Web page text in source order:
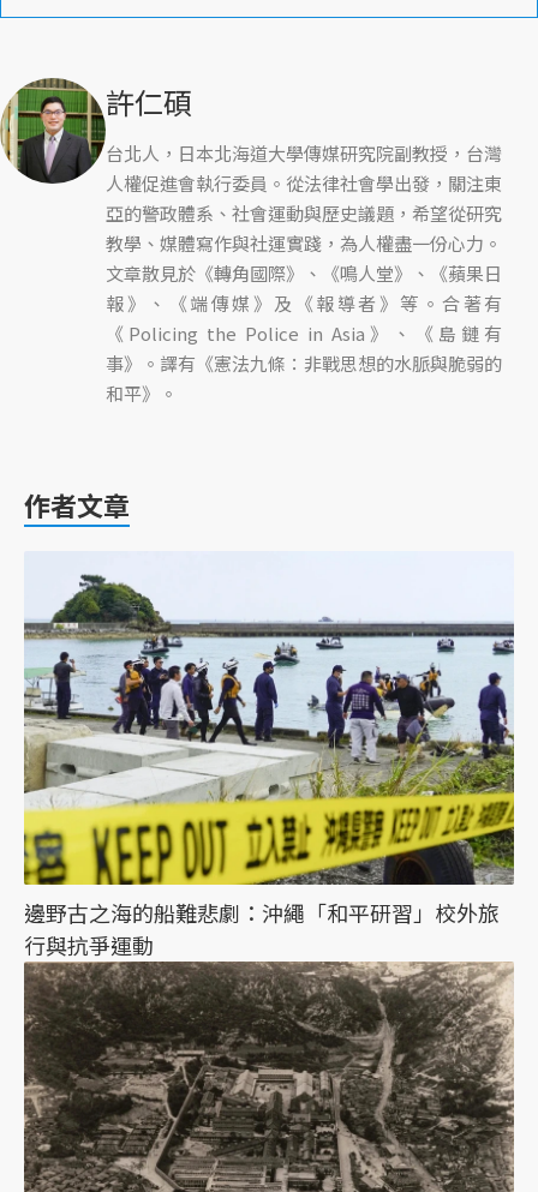
許仁碩
台北人，日本北海道大學傳媒研究院副教授，台灣
人權促進會執行委員。從法律社會學出發，關注東
亞的警政體系、社會運動與歷史議題，希望從研究
教學、媒體寫作與社運實踐，為人權盡一份心力。
文章散見於《轉角國際》、《鳴人堂》、《蘋果日
報》、《端傳媒》及《報導者》等。合著有
《Policing the Police in Asia》、《島鏈有
事》。譯有《憲法九條：非戰思想的水脈與脆弱的
和平》。
作者文章
邊野古之海的船難悲劇：沖繩「和平研習」校外旅
行與抗爭運動